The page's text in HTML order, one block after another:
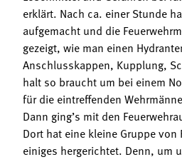
erklärt. Nach ca. einer Stunde
aufgemacht und die
gezeigt, wie man einen
Anschlusskappen, Kupplung,
halt so braucht um bei einem
für die eintreffenden
Dann ging’s mit den
Dort hat eine kleine Gruppe von
einiges hergerichtet. Denn, um